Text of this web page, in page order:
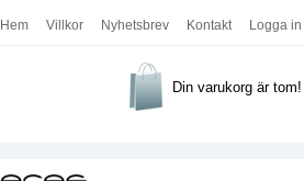
Hem Villkor Nyhetsbrev Kontakt Logga in
Din varukorg är tom!